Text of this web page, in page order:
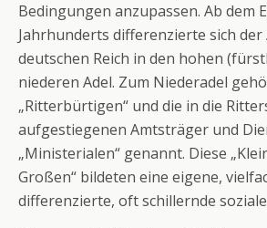
Bedingungen anzupassen. Ab dem
Jahrhunderts differenzierte sich der
deutschen Reich in den hohen
niederen Adel. Zum Niederadel
„Ritterbürtigen“ und die in die
aufgestiegenen Amtsträger und
„Ministerialen“ genannt. Diese
Großen“ bildeten eine eigene,
differenzierte, oft schillernde soziale